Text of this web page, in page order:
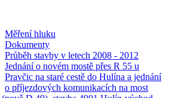
Měření hluku
Dokumenty
Průběh stavby v letech 2008 - 2012
Jednání o novém mostě přes R 55 u
Pravčic na staré cestě do Hulína a jednání
o příjezdových komunikacích na most